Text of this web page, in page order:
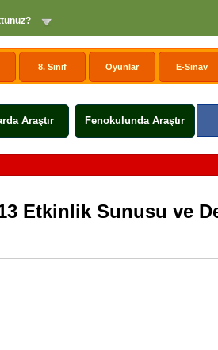
8. Sınıf Oyunlar E-Sınav
Araştır Fenokulunda Araştır
13 Etkinlik Sunusu ve